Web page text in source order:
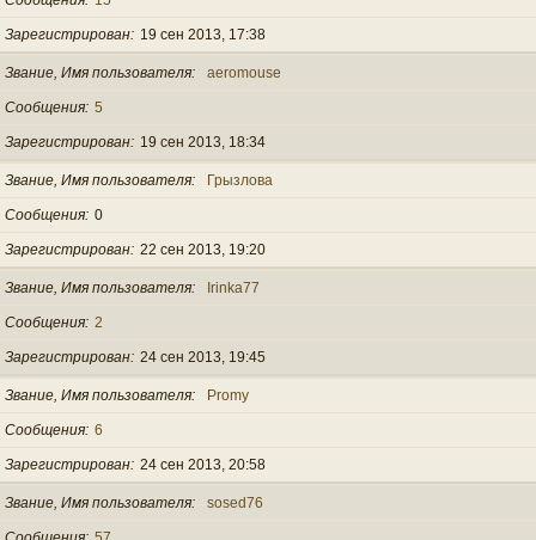
Зарегистрирован 19 сен 2013, 17:38
Звание, Имя пользователя aeromouse
Сообщения 5
Зарегистрирован 19 сен 2013, 18:34
Звание, Имя пользователя Грызлова
Сообщения 0
Зарегистрирован 22 сен 2013, 19:20
Звание, Имя пользователя Irinka77
Сообщения 2
Зарегистрирован 24 сен 2013, 19:45
Звание, Имя пользователя Promy
Сообщения 6
Зарегистрирован 24 сен 2013, 20:58
Звание, Имя пользователя sosed76